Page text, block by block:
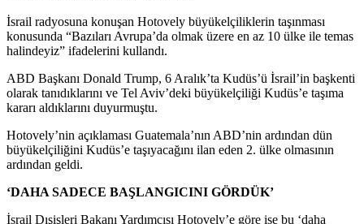
İsrail radyosuna konuşan Hotovely büyükelçiliklerin taşınması
konusunda “Bazıları Avrupa’da olmak üzere en az 10 ülke ile temas
halindeyiz” ifadelerini kullandı.
ABD Başkanı Donald Trump, 6 Aralık’ta Kudüs’ü İsrail’in başkenti
olarak tanıdıklarını ve Tel Aviv’deki büyükelçiliği Kudüs’e taşıma
kararı aldıklarını duyurmuştu.
Hotovely’nin açıklaması Guatemala’nın ABD’nin ardından dün
büyükelçiliğini Kudüs’e taşıyacağını ilan eden 2. ülke olmasının
ardından geldi.
‘DAHA SADECE BAŞLANGICINI GÖRDÜK’
İsrail Dışişleri Bakanı Yardımcısı Hotovely’e göre ise bu ‘daha